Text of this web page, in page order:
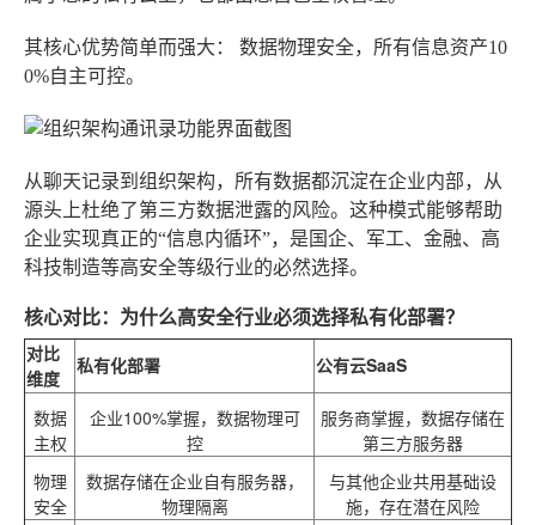
其核心优势简单而强大： 数据物理安全，所有信息资产10
0%自主可控。
从聊天记录到组织架构，所有数据都沉淀在企业内部，从
源头上杜绝了第三方数据泄露的风险。这种模式能够帮助
企业实现真正的“信息内循环”，是国企、军工、金融、高
科技制造等高安全等级行业的必然选择。
核心对比：为什么高安全行业必须选择私有化部署？
对比
维度
私有化部署 公有云SaaS
数据
主权
企业100%掌握，数据物理可
控
服务商掌握，数据存储在
第三方服务器
物理
安全
数据存储在企业自有服务器，
物理隔离
与其他企业共用基础设
施，存在潜在风险